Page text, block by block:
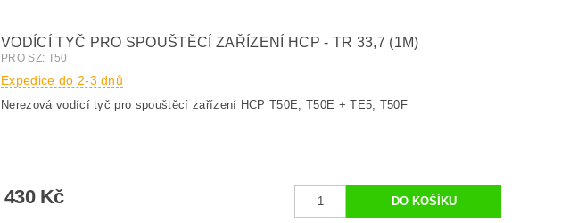
VODÍCÍ TYČ PRO SPOUŠTĚCÍ ZAŘÍZENÍ HCP - TR 33,7 (1M)
PRO SZ: T50
Expedice do 2-3 dnů
Nerezová vodící tyč pro spouštěcí zařízení HCP T50E, T50E + TE5, T50F
430 Kč